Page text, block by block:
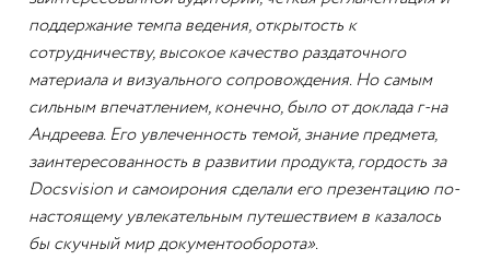
поддержание темпа ведения, открытость к
сотрудничеству, высокое качество раздаточного
материала и визуального сопровождения. Но самым
сильным впечатлением, конечно, было от доклада г-на
Андреева. Его увлеченность темой, знание предмета,
заинтересованность в развитии продукта, гордость за
Docsvision и самоирония сделали его презентацию по-
настоящему увлекательным путешествием в казалось
бы скучный мир документооборота».